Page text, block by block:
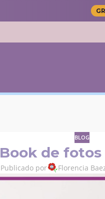
BLOG
Book de
Publicado por Florencia